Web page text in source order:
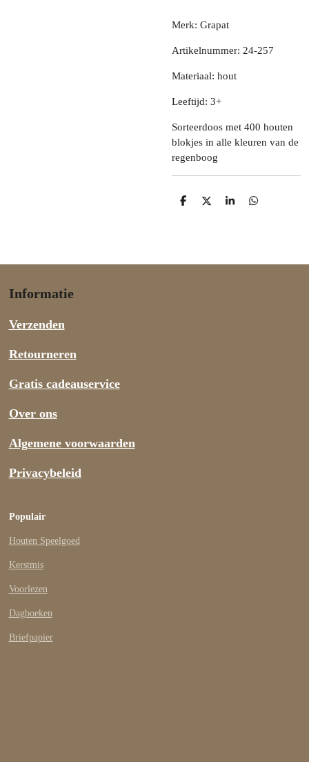
Merk: Grapat
Artikelnummer: 24-257
Materiaal: hout
Leeftijd: 3+
Sorteerdoos met 400 houten
blokjes in alle kleuren van de
regenboog
D
D
S
D
Informatie
Verzenden
Retourneren
Gratis cadeauservice
Over ons
Algemene voorwaarden
Privacybeleid
Populair
Houten Speelgoed
Kerstmis
Voorlezen
Dagboeken
Briefpapier